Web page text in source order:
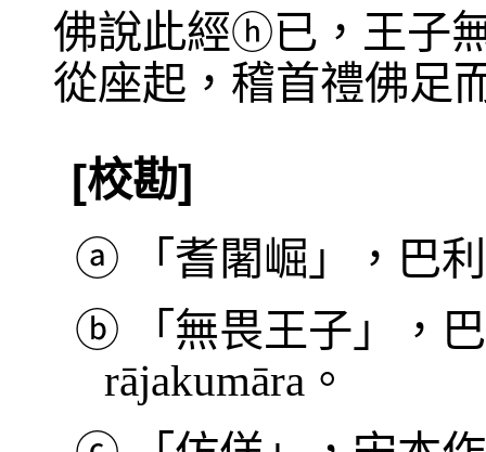
佛說此經ⓗ已，王子
從座起，稽首禮佛足
[校勘]
ⓐ
「耆闍崛」，巴
ⓑ
「無畏王子」，
rājakumāra。